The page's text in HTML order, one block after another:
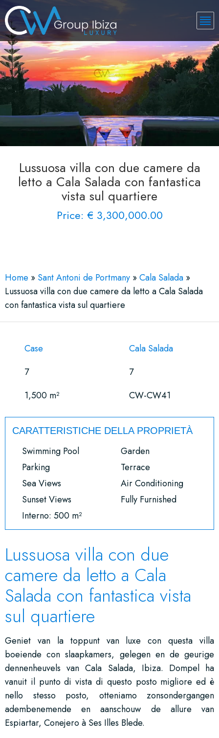
Lussuosa villa con due camere da
letto a Cala Salada con fantastica
vista sul quartiere
Price: € 3,300,000.00
Home » Sant Antoni de Portmany »Cala Salada »
Lussuosa villa con due camere da letto a Cala Salada
con fantastica vista sul quartiere
Case
Cala Salada
7
7
1,500 m²
CW-CW41
CARATTERISTICHE DELLA PROPRIETÀ
Swimming Pool
Garden
Parking
Terrace
Sea Views
Air Conditioning
Sunset Views
Fully Furnished
Interno: 500 m²
Lussuosa villa con due
camere da letto a Cala
Salada con fantastica vista
sul quartiere
Geniet van la toppunt van luxe con questa villa
boeiende con slaapkamers, gelegen en de geurige
dennenheuvels van Cala Salada, Ibiza. Dompel ha
vanuit il punto di vista di questo posto migliore ed è
nello stesso posto, otteniamo zonsondergangen
adembenemende en aanschouw de allure van
Espiartar, Conejero à Ses Illes Blede.